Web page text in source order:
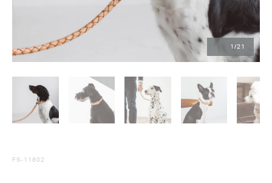
1/21
FS-11802